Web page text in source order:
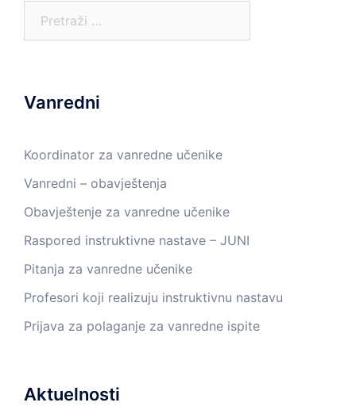
Vanredni
Koordinator za vanredne učenike
Vanredni – obavještenja
Obavještenje za vanredne učenike
Raspored instruktivne nastave – JUNI
Pitanja za vanredne učenike
Profesori koji realizuju instruktivnu nastavu
Prijava za polaganje za vanredne ispite
Aktuelnosti